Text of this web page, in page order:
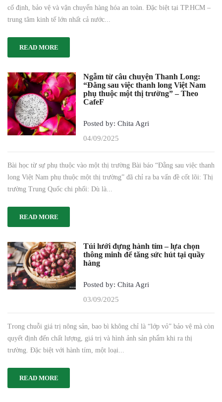
cố định, bảo vệ và vận chuyển hàng hóa an toàn. Đặc biệt tại TP.HCM –
trung tâm kinh tế lớn nhất cả nước...
READ MORE
Ngẫm từ câu chuyện Thanh Long:
“Đằng sau việc thanh long Việt Nam
phụ thuộc một thị trường” – Theo
CafeF
Posted by: Chita Agri
04/09/2025
Bài học từ sự phụ thuộc vào một thị trường Bài báo “Đằng sau việc thanh
long Việt Nam phụ thuộc một thị trường” đã chỉ ra ba vấn đề cốt lõi: Thị
trường Trung Quốc chi phối: Dù là...
READ MORE
Túi lưới đựng hành tím – lựa chọn
thông minh để tăng sức hút tại quầy
hàng
Posted by: Chita Agri
03/09/2025
Trong chuỗi giá trị nông sản, bao bì không chỉ là “lớp vỏ” bảo vệ mà còn
quyết định đến chất lượng, giá trị và hình ảnh sản phẩm khi ra thị
trường. Đặc biệt với hành tím, một loại...
READ MORE